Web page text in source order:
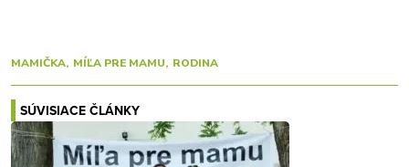
MAMIČKA MÍĽA PRE MAMU RODINA
SÚVISIACE ČLÁNKY